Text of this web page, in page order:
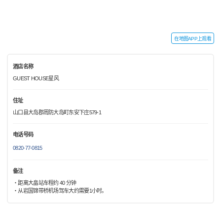
在地图APP上观看
酒店名称
GUEST HOUSE星风
住址
山口县大岛郡周防大岛町东安下庄579-1
电话号码
0820-77-0815
备注
・距离大畠站车程约 40 分钟
・从岩国锦带桥机场驾车大约需要1小时。